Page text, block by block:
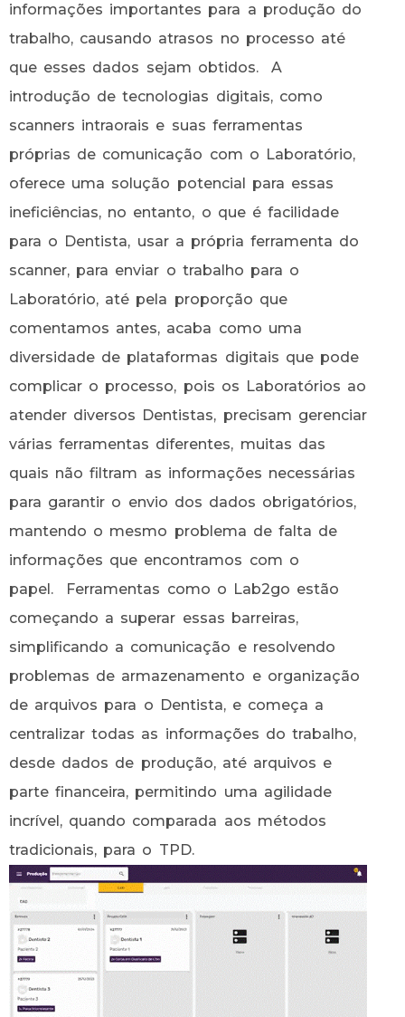
informações importantes para a produção do
trabalho, causando atrasos no processo até
que esses dados sejam obtidos. A
introdução de tecnologias digitais, como
scanners intraorais e suas ferramentas
próprias de comunicação com o Laboratório,
oferece uma solução potencial para essas
ineficiências, no entanto, o que é facilidade
para o Dentista, usar a própria ferramenta do
scanner, para enviar o trabalho para o
Laboratório, até pela proporção que
comentamos antes, acaba como uma
diversidade de plataformas digitais que pode
complicar o processo, pois os Laboratórios ao
atender diversos Dentistas, precisam gerenciar
várias ferramentas diferentes, muitas das
quais não filtram as informações necessárias
para garantir o envio dos dados obrigatórios,
mantendo o mesmo problema de falta de
informações que encontramos com o
papel. Ferramentas como o Lab2go estão
começando a superar essas barreiras,
simplificando a comunicação e resolvendo
problemas de armazenamento e organização
de arquivos para o Dentista, e começa a
centralizar todas as informações do trabalho,
desde dados de produção, até arquivos e
parte financeira, permitindo uma agilidade
incrível, quando comparada aos métodos
tradicionais, para o TPD.